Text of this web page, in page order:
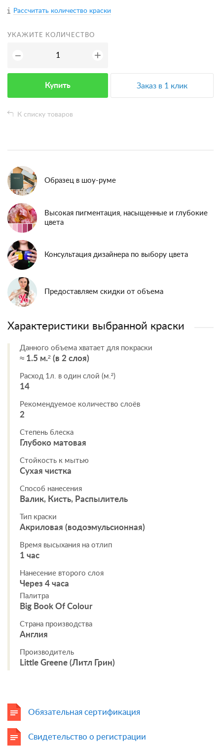
Рассчитать количество краски
УКАЖИТЕ КОЛИЧЕСТВО
− +
Купить Заказ в 1 клик
К списку товаров
Образец в шоу-руме
Высокая пигментация, насыщенные и глубокие
цвета
Консультация дизайнера по выбору цвета
Предоставляем скидки от объема
Характеристики выбранной краски
Данного объема хватает для покраски
≈ 1.5 м.² (в 2 слоя)
Расход 1л. в один слой (м.²)
14
Рекомендуемое количество слоёв
2
Степень блеска
Глубоко матовая
Стойкость к мытью
Сухая чистка
Способ нанесения
Валик, Кисть, Распылитель
Тип краски
Акриловая (водоэмульсионная)
Время высыхания на отлип
1 час
Нанесение второго слоя
Через 4 часа
Палитра
Big Book Of Colour
Страна производства
Англия
Производитель
Little Greene (Литл Грин)
Обязательная сертификация
Свидетельство о регистрации